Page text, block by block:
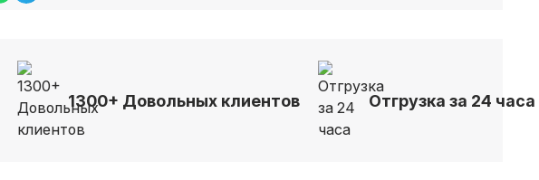
1300+ Довольных клиентов Отгрузка за 24 часа